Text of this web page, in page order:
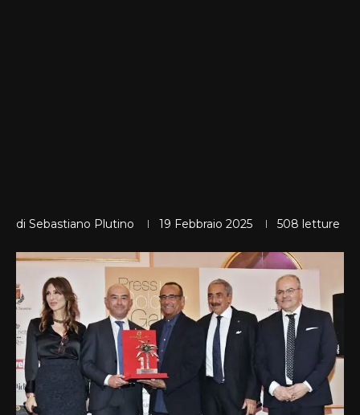
di Sebastiano Plutino 19 Febbraio 2025 508 letture